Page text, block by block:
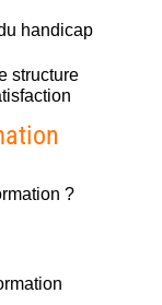
handicap
structure
?